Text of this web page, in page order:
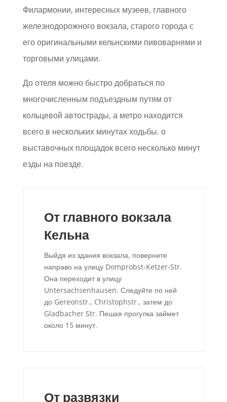
Филармонии, интересных музеев, главного
железнодорожного вокзала, старого города с
его оригинальными кельнскими пивоварнями и
торговыми улицами.
До отеля можно быстро добраться по
многочисленным подъездным путям от
кольцевой автострады, а метро находится
всего в нескольких минутах ходьбы. о
выставочных площадок всего несколько минут
езды на поезде.
От главного вокзала
Кельна
Выйдя из здания вокзала, поверните
направо на улицу Domprobst-Ketzer-Str.
Она переходит в улицу
Untersachsenhausen. Следуйте по ней
до Gereonstr., Christophstr., затем до
Gladbacher Str. Пешая прогулка займет
около 15 минут.
От развязки